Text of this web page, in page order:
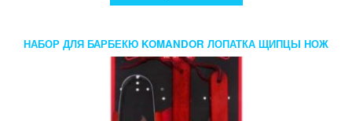
НАБОР ДЛЯ БАРБЕКЮ KOMANDOR ЛОПАТКА ЩИПЦЫ НОЖ